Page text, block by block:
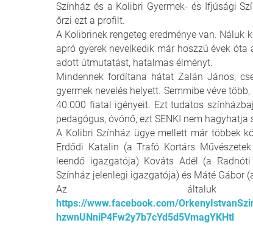
Színház és a Kolibri Gyermek- és Ifjúsági
őrzi ezt a profilt.
A Kolibrinek rengeteg eredménye van. Náluk
apró gyerek nevelkedik már hoszzú évek
adott útmutatást, hatalmas élményt.
Mindennek fordítana hátat Zalán János,
gyermek nevelés helyett. Semmibe véve
40.000 fiatal igényeit. Ezt tudatos
pedagógus, óvónő, ezt SENKI nem hagyhatja
A Kolibri Színház ügye mellett már többek
Erdődi Katalin (a Trafó Kortárs
leendő igazgatója) Kováts Adél (a
Színház jelenlegi igazgatója) és Máté Gábor
Az általuk
https://www.facebook.com/
hzwnUNniP4Fw2y7b7cYd5d5VmagYKHtl